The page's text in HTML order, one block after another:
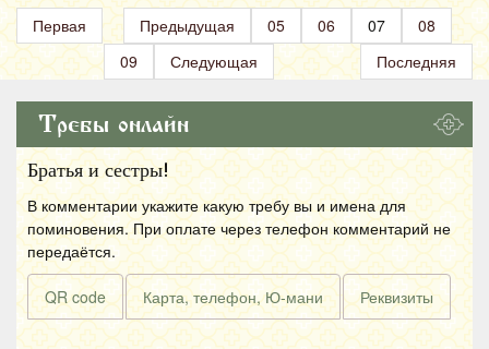
Первая Предыдущая 05 06 07
08
09
Следующая Последняя
Требы онлайн
Братья и сестры!
В комментарии укажите какую требу вы и имена для
поминовения. При оплате через телефон комментарий не
передаётся.
QR code Карта, телефон, Ю-мани Реквизиты